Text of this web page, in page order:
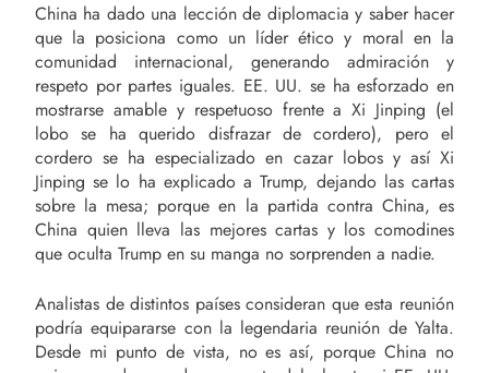
China ha dado una lección de diplomacia y saber hacer
que la posiciona como un líder ético y moral en la
comunidad internacional, generando admiración y
respeto por partes iguales. EE. UU. se ha esforzado en
mostrarse amable y respetuoso frente a Xi Jinping (el
lobo se ha querido disfrazar de cordero), pero el
cordero se ha especializado en cazar lobos y así Xi
Jinping se lo ha explicado a Trump, dejando las cartas
sobre la mesa; porque en la partida contra China, es
China quien lleva las mejores cartas y los comodines
que oculta Trump en su manga no sorprenden a nadie.
Analistas de distintos países consideran que esta reunión
podría equipararse con la legendaria reunión de Yalta.
Desde mi punto de vista, no es así, porque China no